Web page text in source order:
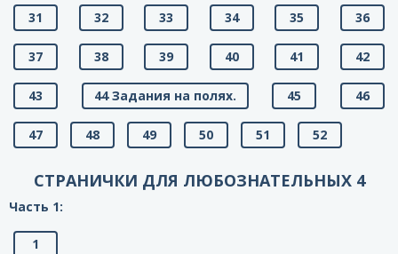
31 32 33 34 35 36
37 38 39 40 41 42
43 44 Задания на полях. 45 46
47 48 49 50 51 52
СТРАНИЧКИ ДЛЯ ЛЮБОЗНАТЕЛЬНЫХ 4
Часть 1:
1